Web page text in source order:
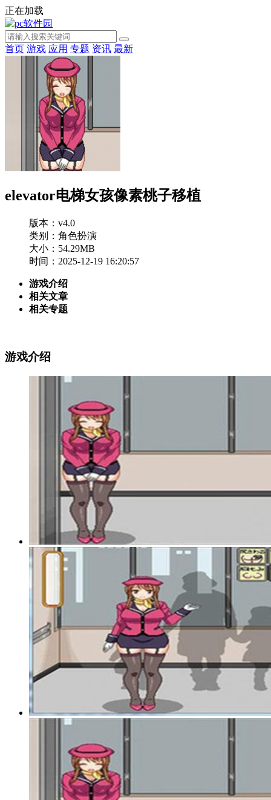
正在加载
首页 游戏 应用 专题 资讯 最新
elevator电梯女孩像素桃子移植
版本：v4.0
类别：角色扮演
大小：54.29MB
时间：2025-12-19 16:20:57
游戏介绍
相关文章
相关专题
游戏介绍